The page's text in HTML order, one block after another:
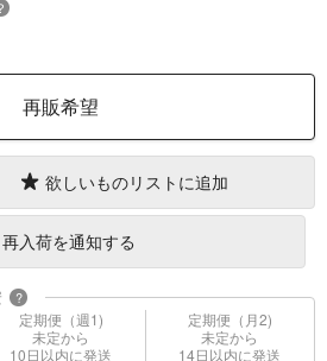
再販希望
欲しいものリストに追加
再入荷を通知する
?
定期便（週1)
未定から
10日以内に発送
定期便（月2)
未定から
14日以内に発送